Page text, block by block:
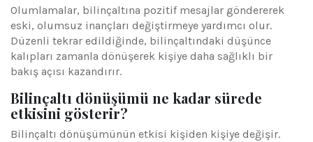
Olumlamalar, bilinçaltına pozitif mesajlar göndererek
eski, olumsuz inançları değiştirmeye yardımcı olur.
Düzenli tekrar edildiğinde, bilinçaltındaki düşünce
kalıpları zamanla dönüşerek kişiye daha sağlıklı bir
bakış açısı kazandırır.
Bilinçaltı dönüşümü ne kadar sürede
etkisini gösterir?
Bilinçaltı dönüşümünün etkisi kişiden kişiye değişir.